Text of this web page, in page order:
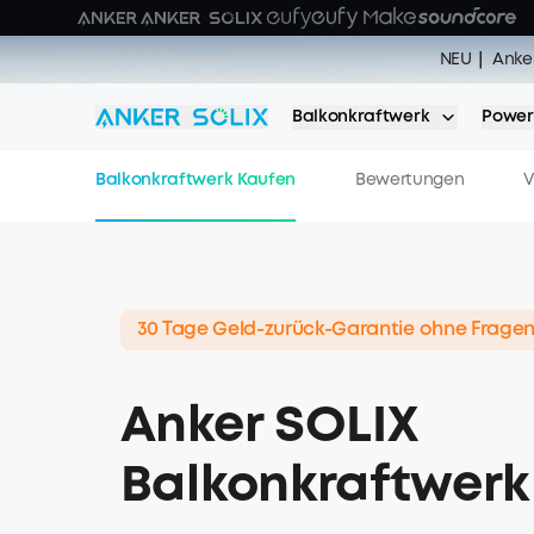
Skip to main content
NEU |
🔥
🌞 Sommer Sale |
NEU｜
Balkonkraftwerk
Balkonkraftwerk Kaufen Bewertungen
30 Tage Geld-zurück-Garantie ohne Fragen
Anker SOLIX
Balkonkraftwerk